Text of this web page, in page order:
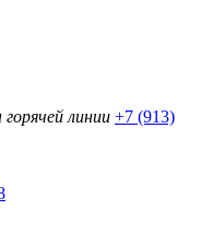
горячей линии +7 (913)